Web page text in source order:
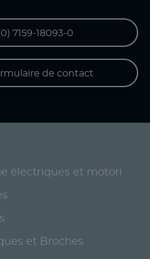
7159-18093-0
de contact
électriques et motori
et Broches